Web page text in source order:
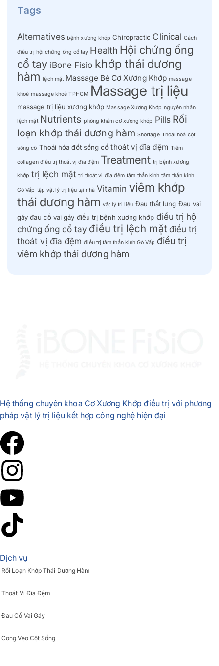
Tags
Alternatives bệnh xương khớp Chiropractic Clinical Cách
điều trị hội chứng ống cổ tay Health Hội chứng ống
cổ tay iBone Fisio khớp thái dương
hàm lệch mặt Massage Bẻ Cơ Xương Khớp massage
khoẻ massage khoẻ TPHCM Massage trị liệu
massage trị liệu xương khớp Massage Xương Khớp nguyên nhân
lệch mặt Nutrients phòng khám cơ xương khớp Pills Rối
loạn khớp thái dương hàm Shortage Thoái hoá cột
sống cổ Thoái hóa đốt sống cổ thoát vị đĩa đệm Tiêm
collagen điều trị thoát vị đĩa đệm Treatment trị bệnh xương
khớp trị lệch mặt trị thoát vị đĩa đệm tâm thần kinh tâm thần kinh
Gò Vấp tập vật lý trị liệu tại nhà Vitamin viêm khớp
thái dương hàm vật lý trị liệu Đau thắt lưng Đau vai
gáy đau cổ vai gáy điều trị bệnh xương khớp điều trị hội
chứng ống cổ tay điều trị lệch mặt điều trị
thoát vị đĩa đệm điều trị tâm thần kinh Gò Vấp điều trị
viêm khớp thái dương hàm
Hệ thống chuyên khoa Cơ Xương Khớp điều trị với phương
pháp vật lý trị liệu kết hợp công nghệ hiện đại
Dịch vụ
Rối Loạn Khớp Thái Dương Hàm
Thoát Vị Đĩa Đệm
Đau Cổ Vai Gáy
Cong Vẹo Cột Sống